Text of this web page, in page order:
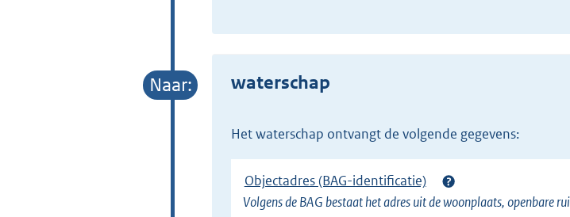
x
t
e
e
l
i
n
waterschap
het waterschap ontvangt de volgende gegevens:
Objectadres (BAG-identificatie)
Volgens de BAG bestaat het adres uit de woonplaats, openbare